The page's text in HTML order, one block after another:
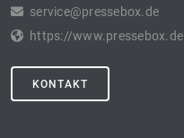
service@pressebox.de
https://www.pressebox.de
KONTAKT